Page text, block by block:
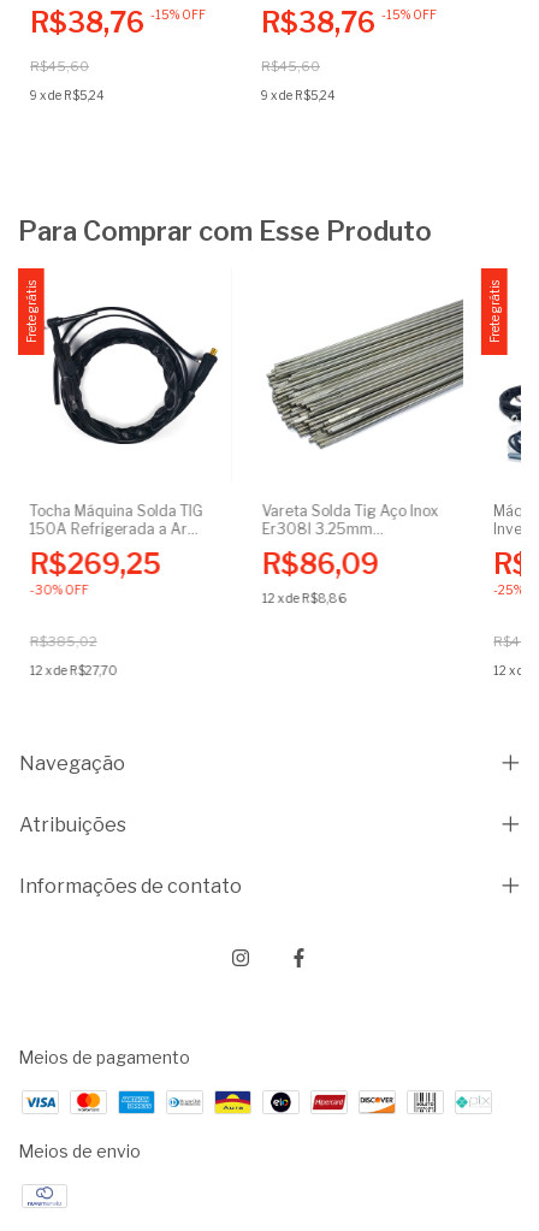
Soldagem Inox Alumínio
R$38,76 -15% OFF
R$45,60
9 xde R$5,24
Soldagem Inox Alumínio
R$38,76-15% OFF
R$45,60
9 xde R$5,24
Para Comprar com Esse Produto
Frete grátis
Tocha Máquina Solda TIG
150A Refrigerada a Ar
Engate 13mm 3 Mts
C/Consumíveis
R$269,25
-30%OFF
R$385,02
12 xdeR$27,70
Vareta Solda Tig Aço Inox
Er308l 3.25mm
R$86,09
12 xdeR$8,86
Frete grátis
50/
-25%
12 xde
Navegação
Atribuições
Informações de contato
Meios de pagamento
Meios de envio